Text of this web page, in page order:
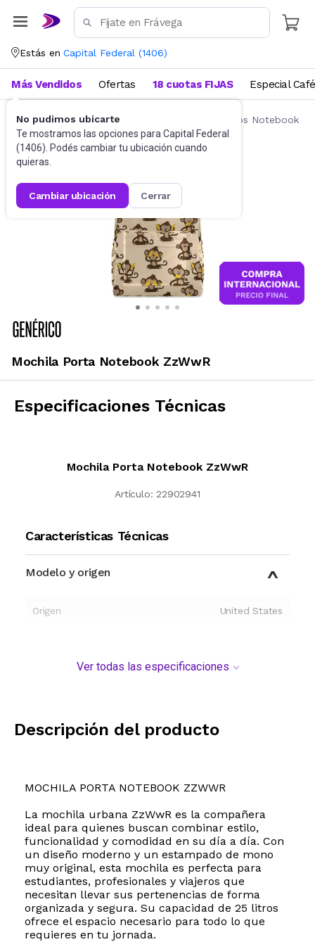
Estás en Capital Federal (1406)
No pudimos ubicarte
Te mostramos las opciones para Capital Federal
(1406). Podés cambiar tu ubicación cuando
quieras.
cambiar ubicación cerrar
Más Vendidos Ofertas 18 cuotas FIJAS Especial Café
Accesorios de Informática Mochilas y Bolsos Notebook
Mochila Porta Notebook ZzWwR
Especificaciones Técnicas
Mochila Porta Notebook ZzWwR
Artículo: 22902941
Características Técnicas
Modelo y origen
Origen United States
Ver todas las especificaciones
Descripción del producto
MOCHILA PORTA NOTEBOOK ZZWWR
La mochila urbana ZzWwR es la compañera
ideal para quienes buscan combinar estilo,
funcionalidad y comodidad en su día a día. Con
un diseño moderno y un estampado de mono
muy original, esta mochila es perfecta para
estudiantes, profesionales y viajeros que
necesitan llevar sus pertenencias de forma
organizada y segura. Su capacidad de 25 litros
ofrece el espacio necesario para todo lo que
requieres en tu jornada.